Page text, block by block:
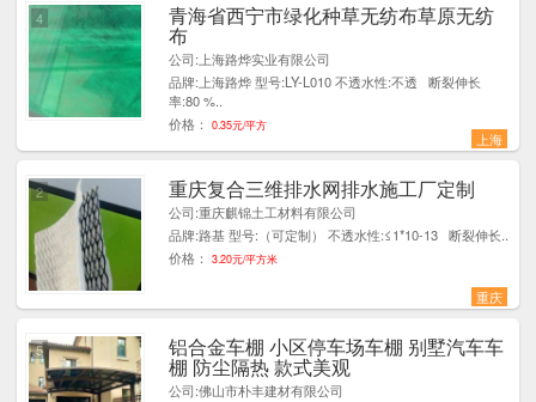
青海省西宁市绿化种草无纺布草原无纺
布
公司:上海路烨实业有限公司
品牌:上海路烨 型号:LY-L010 不透水性:不透 断裂伸长
率:80 %..
价格：
0.35元/平方
上海
4
重庆复合三维排水网排水施工厂定制
公司:重庆麒锦土工材料有限公司
品牌:路基 型号:（可定制） 不透水性:≤1*10-13 断裂伸长..
价格：
3.20元/平方米
重庆
2
铝合金车棚 小区停车场车棚 别墅汽车车
棚 防尘隔热 款式美观
公司:佛山市朴丰建材有限公司
5